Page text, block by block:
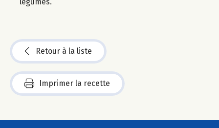
Retour à la liste
Imprimer la recette